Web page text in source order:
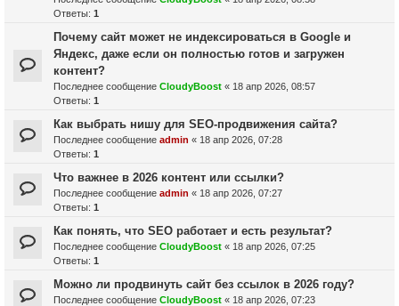
Ответы: 1
Почему сайт может не индексироваться в Google и
Яндекс, даже если он полностью готов и загружен
контент?
Последнее сообщение CloudyBoost « 18 апр 2026, 08:57
Ответы: 1
Как выбрать нишу для SEO-продвижения сайта?
Последнее сообщение admin « 18 апр 2026, 07:28
Ответы: 1
Что важнее в 2026 контент или ссылки?
Последнее сообщение admin « 18 апр 2026, 07:27
Ответы: 1
Как понять, что SEO работает и есть результат?
Последнее сообщение CloudyBoost « 18 апр 2026, 07:25
Ответы: 1
Можно ли продвинуть сайт без ссылок в 2026 году?
Последнее сообщение CloudyBoost « 18 апр 2026, 07:23